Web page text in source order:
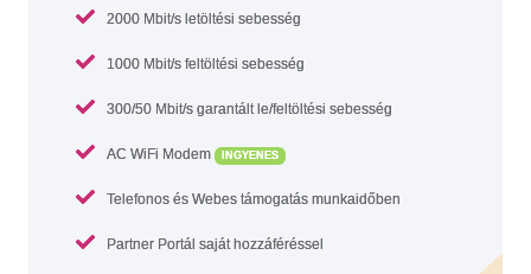
2000 Mbit/s letöltési sebesség
1000 Mbit/s feltöltési sebesség
300/50 Mbit/s garantált le/feltöltési sebesség
AC WiFi Modem INGYENES
Telefonos és Webes támogatás munkaidőben
Partner Portál saját hozzáféréssel